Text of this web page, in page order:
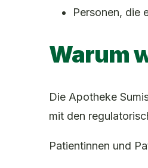
Personen, die
Warum
Die Apotheke
mit den
Patientinnen und